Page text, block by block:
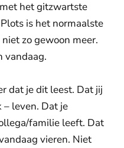
het gitzwartste
is het normaalste
zo gewoon meer.
vandaag.
dat je dit leest. Dat jij
– leven. Dat je
familie leeft. Dat
vieren. Niet